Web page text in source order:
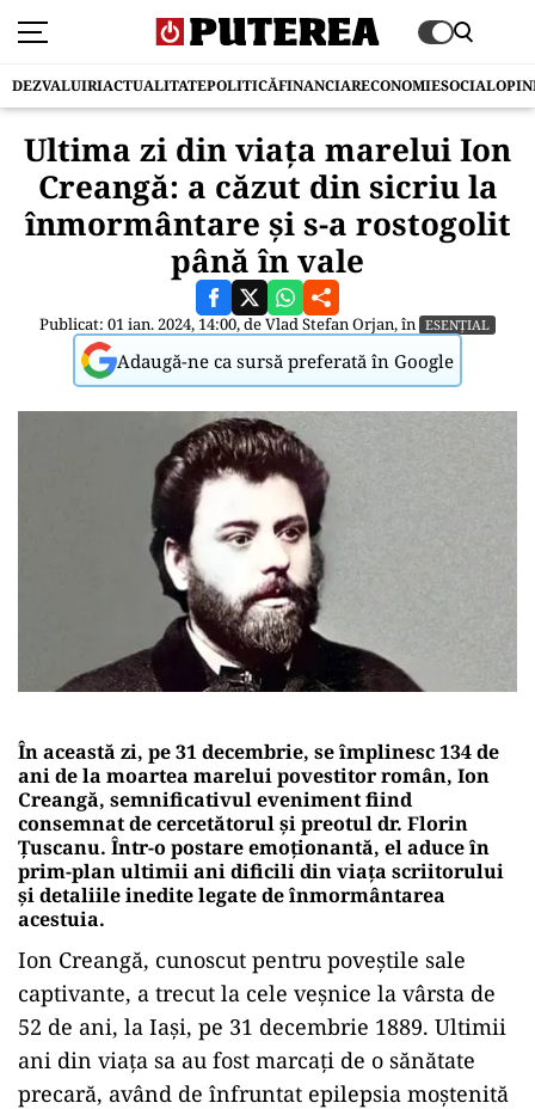
DEZVALUIRIACTUALITATEPOLITICĂFINANCIARECONOMIESOCIAL
Ultima zi din viața marelui Ion
Creangă: a căzut din sicriu la
înmormântare și s-a rostogolit
până în vale
Publicat: 01 ian. 2024, 14:00, deVlad Stefan Orjan, în ESENȚIAL
Adaugă-ne ca sursă preferată în Google
În această zi, pe 31 decembrie, se împlinesc 134 de
ani de la moartea marelui povestitor român, Ion
Creangă, semnificativul eveniment fiind
consemnat de cercetătorul și preotul dr. Florin
Țuscanu. Într-o postare emoționantă, el aduce în
prim-plan ultimii ani dificili din viața scriitorului
și detaliile inedite legate de înmormântarea
acestuia.
Ion Creangă, cunoscut pentru poveștile sale
captivante, a trecut la cele veșnice la vârsta de
52 de ani, la Iași, pe 31 decembrie 1889. Ultimii
ani din viața sa au fost marcați de o sănătate
precară, având de înfruntat epilepsia moștenită